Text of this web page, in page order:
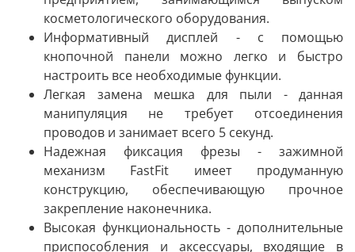
косметологического оборудования.
Информативный дисплей - с помощью
кнопочной панели можно легко и быстро
настроить все необходимые функции.
Легкая замена мешка для пыли - данная
манипуляция не требует отсоединения
проводов и занимает всего 5 секунд.
Надежная фиксация фрезы - зажимной
механизм FastFit имеет продуманную
конструкцию, обеспечивающую прочное
закрепление наконечника.
Высокая функциональность - дополнительные
приспособления и аксессуары, входящие в